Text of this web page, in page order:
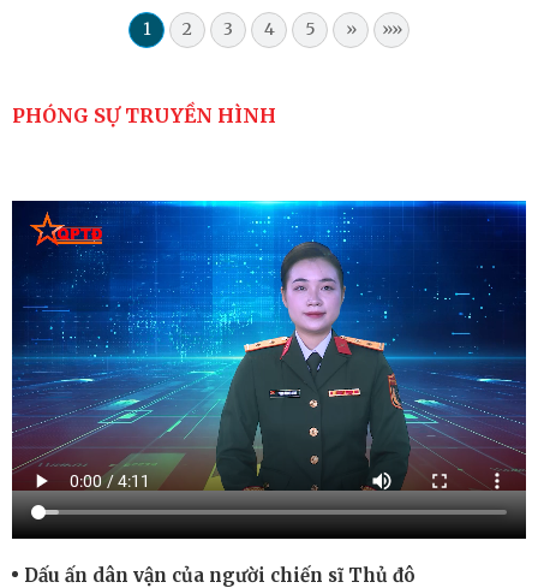
1 2 3 4 5 » »»
PHÓNG SỰ TRUYỀN HÌNH
Dấu ấn dân vận của người chiến sĩ Thủ đô